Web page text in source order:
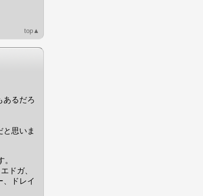
top▲
あるだろ
思いま
ドガ、
、ドレイ